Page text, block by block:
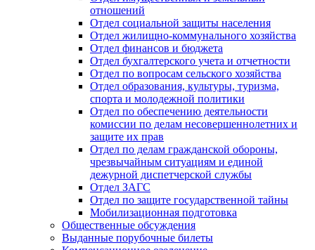
отношений
Отдел социальной защиты населения
Отдел жилищно-коммунального хозяйства
Отдел финансов и бюджета
Отдел бухгалтерского учета и отчетности
Отдел по вопросам сельского хозяйства
Отдел образования, культуры, туризма,
спорта и молодежной политики
Отдел по обеспечению деятельности
комиссии по делам несовершеннолетних и
защите их прав
Отдел по делам гражданской обороны,
чрезвычайным ситуациям и единой
дежурной диспетчерской службы
Отдел ЗАГС
Отдел по защите государственной тайны
Мобилизационная подготовка
Общественные обсуждения
Выданные порубочные билеты